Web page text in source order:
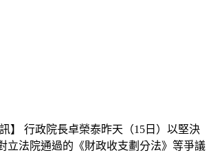
】 行政院長卓榮泰昨天（15日）以堅決
立法院通過的《財政收支劃分法》等爭議